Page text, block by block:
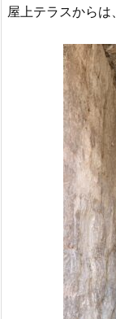
屋上テラスからは